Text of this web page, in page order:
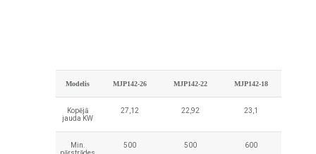
Modelis MJP142-26 MJP142-22 MJP142-18
Kopējā
jauda KW
27,12 22,92 23,1
Min.
500 500 600